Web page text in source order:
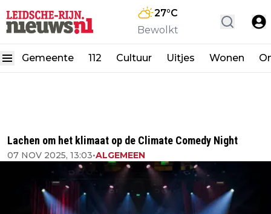
27°C
Bewolkt
Gemeente 112 Cultuur Uitjes Wonen
Lachen om het klimaat op de Climate Comedy Night
07 NOV 2025, 13:03•ALGEMEEN